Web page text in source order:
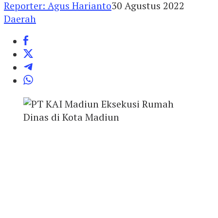
Reporter: Agus Harianto30 Agustus 2022
Daerah